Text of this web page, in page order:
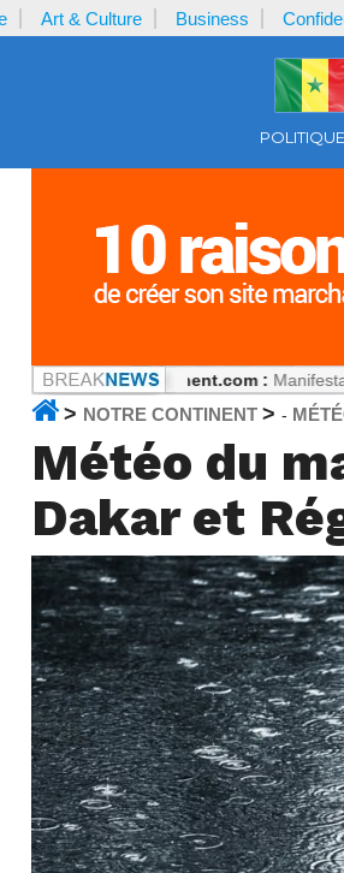
Art & Culture Business
POLITIQUE
Notrecontinent.com : Manifestations et
> NOTRE CONTINENT > -
Météo du
Dakar et